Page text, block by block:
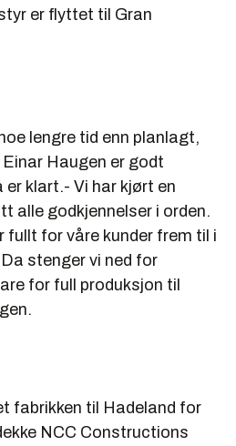
er flyttet til Gran
lengre tid enn planlagt,
Haugen er godt
klart.- Vi har kjørt en
alle godkjennelser i orden.
fullt for våre kunder frem til i
stenger vi ned for
for full produksjon til
fabrikken til Hadeland for
NCC Constructions